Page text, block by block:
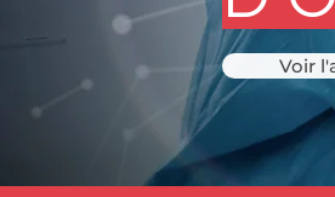
Voir